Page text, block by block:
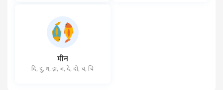
मीन
दि, दु, थ, झ, ञ, दे, दो, च, चि